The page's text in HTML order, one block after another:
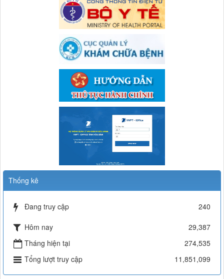
BC người hành nghề không còn làm việc tại TTYTKV Đà Bắc
(Nguyễn Thị Linh)
Thời gian đăng: 05/06/2026
lượt xem: 386 | lượt tải:67
thông báo về việc khám chữa bệnh dịch vụ ngoài giờ
Thời gian đăng: 08/05/2026
lượt xem: 719 | lượt tải:71
Thống kê
Đang truy cập 240
Hôm nay
29,387
Tháng hiện tại
274,535
Tổng lượt truy cập
11,851,099